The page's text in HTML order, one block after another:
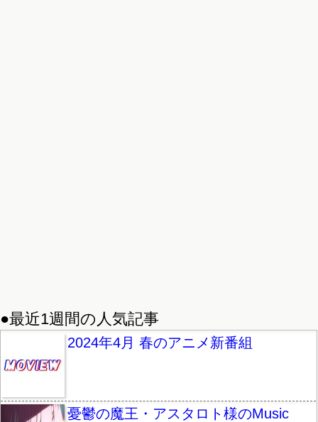
●最近1週間の人気記事
2024年4月 春のアニメ新番組
憂鬱の魔王・アスタロト様のMusic